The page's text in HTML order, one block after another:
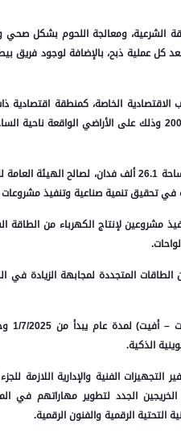
الشرعية، ومعالجة اللحوم بشكل
كل عملية ذبح، بالإضافة لوجود فريق
الخاصة، كمنطقة اقتصادية
قانون المناطق الاقتصادية ذات الطبيعة الخاصة الصادر بالقانون رقم 83 لسنة 2002
7. وافق مجلس الوزراء على إعادة تخصيص قطعة أرض ناحية محافظة الجيزة،
تحقيق تنمية صناعية وتنفيذ
المتجددة لمجابهة الزيادة في
الذكية.
الفنية والإدارية اللازمة
الجدد لتطوير مهاراتهم في
التحتية الرقمية والفنون الرقمية.